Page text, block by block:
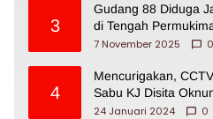
3
Gudang 88 Diduga
di Tengah
7 November 2025
0
4
Mencurigakan,
Sabu KJ Disita
24 Januari 2024
0